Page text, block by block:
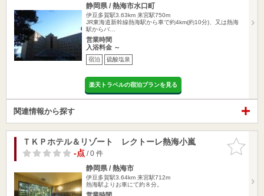
静岡県 / 熱海市水口町
伊豆多賀駅3.63km 来宮駅750m
JR東海道新幹線熱海駅から車で約4km(約10分)、又は熱海
駅からバ…
営業時間
入浴料金 ～
宿泊 硫酸塩泉
楽天トラベルの宿泊プランを見る
関連情報から探す
お気に入
りに追加
ＴＫＰホテル＆リゾート レクトーレ熱海小嵐
-点/ 0 件
静岡県 / 熱海市
伊豆多賀駅3.64km 来宮駅712m
熱海駅よりお車にて約８分。